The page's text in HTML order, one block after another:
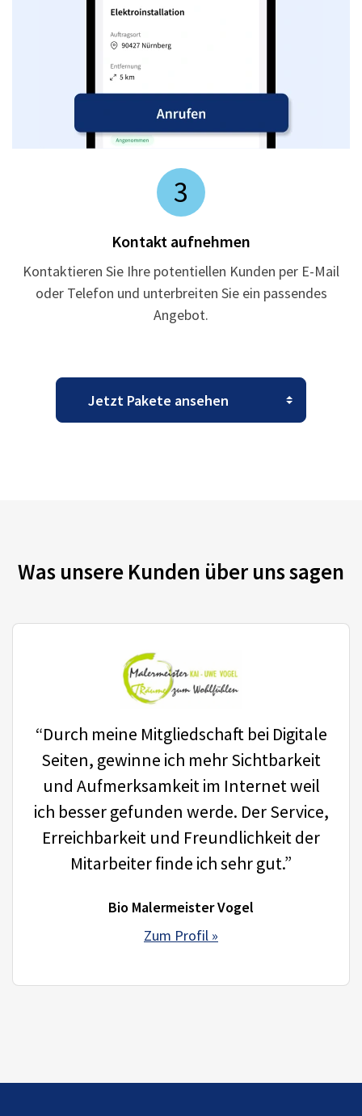
3
Kontakt aufnehmen
Kontaktieren Sie Ihre potentiellen Kunden per E-Mail
oder Telefon und unterbreiten Sie ein passendes
Angebot.
Was unsere Kunden über uns sagen
“Durch meine Mitgliedschaft bei Digitale
Seiten, gewinne ich mehr Sichtbarkeit
und Aufmerksamkeit im Internet weil
ich besser gefunden werde. Der Service,
Erreichbarkeit und Freundlichkeit der
Mitarbeiter finde ich sehr gut.”
Bio Malermeister Vogel
Zum Profil »